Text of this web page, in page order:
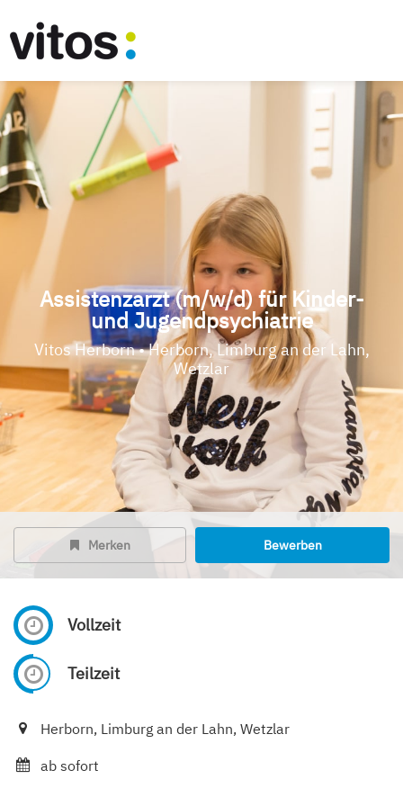
Assistenzarzt (m/w/d) für Kinder-
und Jugendpsychiatrie
Vitos Herborn • Herborn, Limburg an der Lahn,
Wetzlar
Merken Bewerben
Vollzeit
Teilzeit
Herborn, Limburg an der Lahn, Wetzlar
ab sofort